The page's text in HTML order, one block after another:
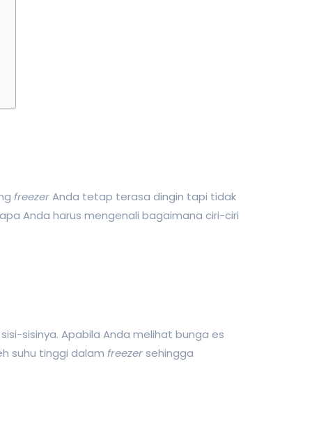
freezerAnda tetap terasa dingin tapi tidak
Anda harus mengenali bagaimana ciri-ciri
sisinya. Apabila Anda melihat bunga es
suhu tinggi dalamfreezersehingga